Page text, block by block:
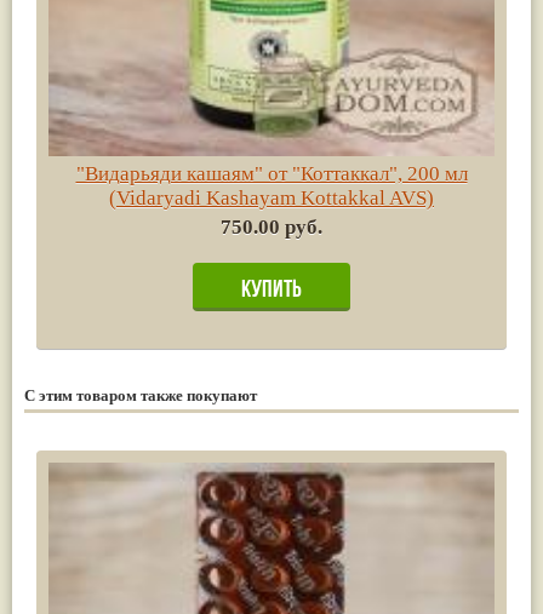
"Видарьяди кашаям" от "Коттаккал", 200 мл
(Vidaryadi Kashayam Kottakkal AVS)
750.00 руб.
С этим товаром также покупают